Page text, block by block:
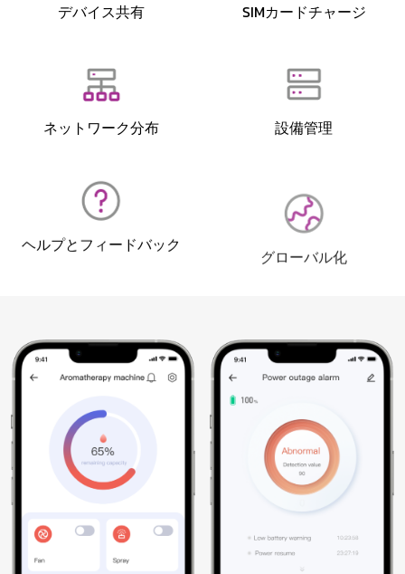
デバイス共有 SIMカードチャージ
ネットワーク分布 設備管理
ヘルプとフィードバック